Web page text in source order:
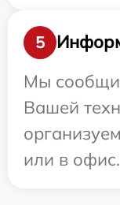
5
Мы
Вашей
или в офис.